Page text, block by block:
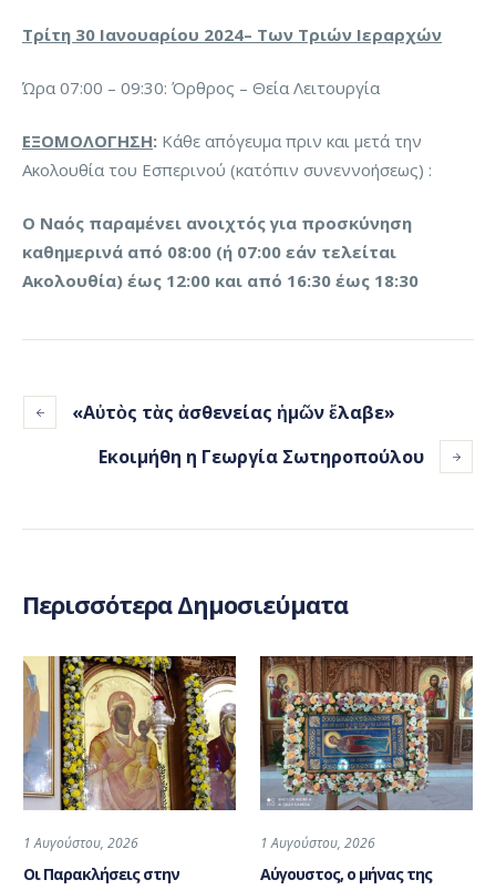
Τρίτη 30 Ιανουαρίου 2024– Των Τριών Ιεραρχών
Ώρα 07:00 – 09:30: Όρθρος – Θεία Λειτουργία
ΕΞΟΜΟΛΟΓΗΣΗ: Κάθε απόγευμα πριν και μετά την
Ακολουθία του Εσπερινού (κατόπιν συνεννοήσεως) :
Ο Ναός παραμένει ανοιχτός για προσκύνηση
καθημερινά από 08:00 (ή 07:00 εάν τελείται
Ακολουθία) έως 12:00 και από 16:30 έως 18:30
«Αὐτὸς τὰς ἀσθενείας ἡμῶν ἔλαβε»
Εκοιμήθη η Γεωργία Σωτηροπούλου
Περισσότερα Δημοσιεύματα
1 Αυγούστου, 2026
Οι Παρακλήσεις στην
1 Αυγούστου, 2026
Αύγουστος, ο μήνας της